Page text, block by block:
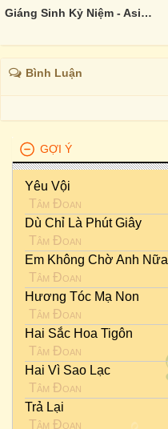
Giáng Sinh Kỷ Niệm - Asia CD 325
Bình Luận
GỢI Ý
Yêu Vội
Tâm Đoan
Dù Chỉ Là Phút Giây
Tâm Đoan
Em Không Chờ Anh Nữa
Tâm Đoan
Hương Tóc Mạ Non
Tâm Đoan
Hai Sắc Hoa Tigôn
Tâm Đoan
Hai Vì Sao Lạc
Tâm Đoan
Trả Lại
Tâm Đoan